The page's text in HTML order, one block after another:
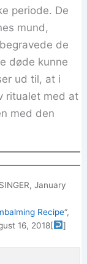
periode. De
mund,
de
døde kunne
ud til, at i
ritualet med at
med den
January
Recipe“,
16, 2018[ ]